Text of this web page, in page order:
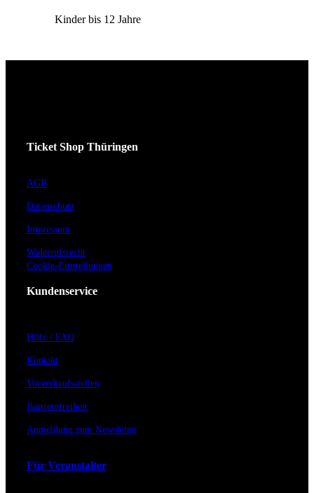
Kinder bis 12 Jahre
Ticket Shop Thüringen
AGB
Datenschutz
Impressum
Widerrufsrecht
Cookie-Einstellungen
Kundenservice
Hilfe / FAQ
Kontakt
Vorverkaufsstellen
Barrierefreiheit
Anmeldung zum Newsletter
Für Veranstalter